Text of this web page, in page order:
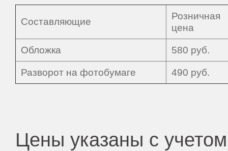
Составляющие
Розничная
цена
Обложка 580 руб.
Разворот на фотобумаге 490 руб.
Цены указаны с